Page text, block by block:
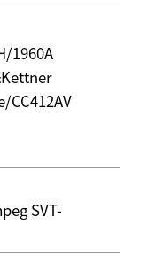
1960A
CC412AV
SVT-